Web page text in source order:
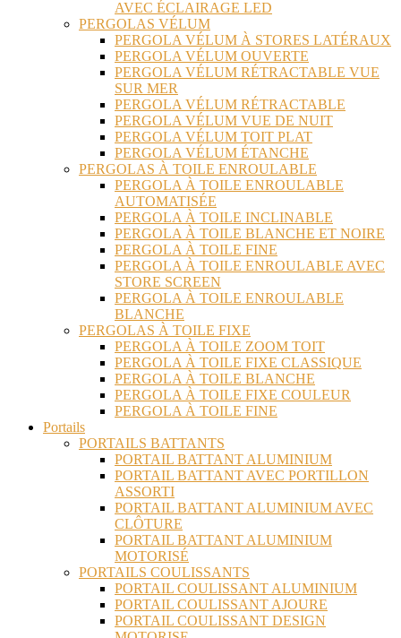
AVEC ÉCLAIRAGE LED
PERGOLAS VÉLUM
PERGOLA VÉLUM À STORES LATÉRAUX
PERGOLA VÉLUM OUVERTE
PERGOLA VÉLUM RÉTRACTABLE VUE
SUR MER
PERGOLA VÉLUM RÉTRACTABLE
PERGOLA VÉLUM VUE DE NUIT
PERGOLA VÉLUM TOIT PLAT
PERGOLA VÉLUM ÉTANCHE
PERGOLAS À TOILE ENROULABLE
PERGOLA À TOILE ENROULABLE
AUTOMATISÉE
PERGOLA À TOILE INCLINABLE
PERGOLA À TOILE BLANCHE ET NOIRE
PERGOLA À TOILE FINE
PERGOLA À TOILE ENROULABLE AVEC
STORE SCREEN
PERGOLA À TOILE ENROULABLE
BLANCHE
PERGOLAS À TOILE FIXE
PERGOLA À TOILE ZOOM TOIT
PERGOLA À TOILE FIXE CLASSIQUE
PERGOLA À TOILE BLANCHE
PERGOLA À TOILE FIXE COULEUR
PERGOLA À TOILE FINE
Portails
PORTAILS BATTANTS
PORTAIL BATTANT ALUMINIUM
PORTAIL BATTANT AVEC PORTILLON
ASSORTI
PORTAIL BATTANT ALUMINIUM AVEC
CLÔTURE
PORTAIL BATTANT ALUMINIUM
MOTORISÉ
PORTAILS COULISSANTS
PORTAIL COULISSANT ALUMINIUM
PORTAIL COULISSANT AJOURE
PORTAIL COULISSANT DESIGN